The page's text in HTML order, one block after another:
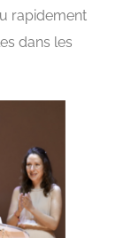
rapidement
dans les